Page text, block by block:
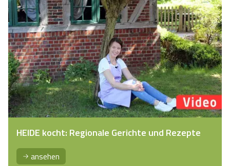
HEIDE kocht: Regionale Gerichte und Rezepte
ansehen